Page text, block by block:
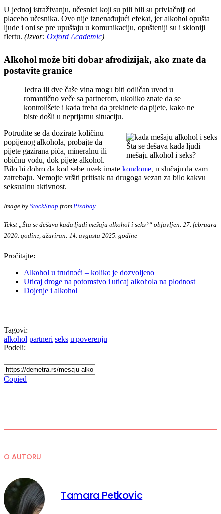
U jednoj istraživanju, učesnici koji su pili bili su privlačniji od
placebo učesnika. Ovo nije iznenađujući efekat, jer alkohol opušta
ljude i oni se pre upuštaju u komunikaciju, opušteniji su i skloniji
flertu. (Izvor: Oxford Academic)
Alkohol može biti dobar afrodizijak, ako znate da
postavite granice
Jedna ili dve čaše vina mogu biti odličan uvod u
romantično veče sa partnerom, ukoliko znate da se
kontrolišete i kada treba da prekinete da pijete, kako ne
biste došli u neprijatnu situaciju.
Šta se dešava kada ljudi
mešaju alkohol i seks?
Potrudite se da dozirate količinu
popijenog alkohola, probajte da
pijete gazirana pića, mineralnu ili
običnu vodu, dok pijete alkohol.
Bilo bi dobro da kod sebe uvek imate kondome, u slučaju da vam
zatrebaju. Nemojte vršiti pritisak na drugoga vezan za bilo kakvu
seksualnu aktivnost.
Image by StockSnap from Pixabay
Tekst „Šta se dešava kada ljudi mešaju alkohol i seks?“ objavljen: 27. februara
2020. godine, ažuriran: 14. avgusta 2025. godine
Pročitajte:
Alkohol u trudnoći – koliko je dozvoljeno
Uticaj droge na potomstvo i uticaj alkohola na plodnost
Dojenje i alkohol
Tagovi:
alkohol partneri seks u poverenju
Podeli:
Copied
O AUTORU
Tamara Petkovic